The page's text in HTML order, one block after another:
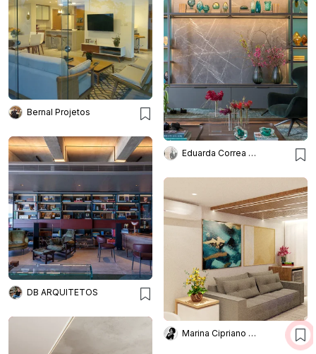
Bernal Projetos
Eduarda Correa Arquitetos
DB ARQUITETOS
Marina Cipriano Arquitetura